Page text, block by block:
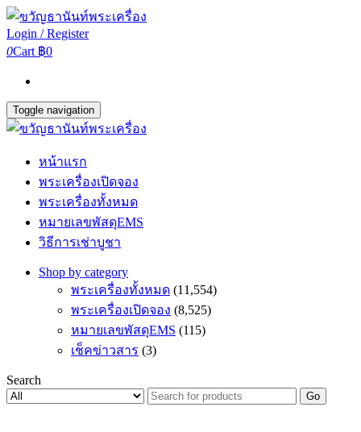
Login / Register
0Cart ฿0
Toggle navigation
หน้าแรก
พระเครื่องเปิดจอง
พระเครื่องทั้งหมด
หมายเลขพัสดุEMS
วิธีการเช่าบูชา
Shop by category
พระเครื่องทั้งหมด (11,554)
พระเครื่องเปิดจอง (8,525)
หมายเลขพัสดุEMS (115)
เช็คข่าวสาร (3)
Search
Go